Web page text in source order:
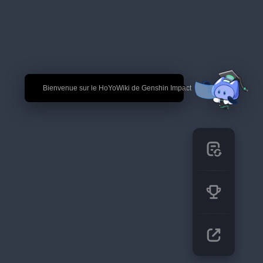
🎉 Bienvenue sur le HoYoWiki de Genshin Impact